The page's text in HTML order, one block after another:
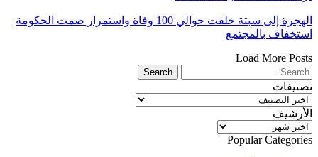
الهجرة إلى سبتة خلفت حوالي 100 وفاة واستمرار صمت الحكومة
بالمجتمع
Load More
Popular